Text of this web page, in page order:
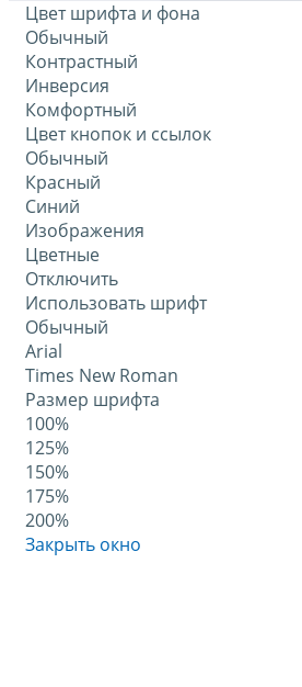
Цвет шрифта и фона
Обычный
Контрастный
Инверсия
Комфортный
Цвет кнопок и ссылок
Обычный
Красный
Синий
Изображения
Цветные
Отключить
Использовать шрифт
Обычный
Arial
Times New Roman
Размер шрифта
100%
125%
150%
175%
200%
Закрыть окно